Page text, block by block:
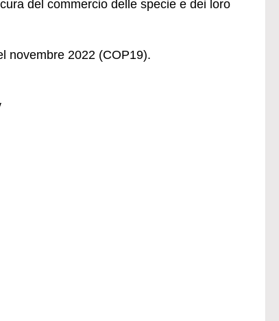
del commercio delle specie e dei loro
novembre 2022 (COP19).